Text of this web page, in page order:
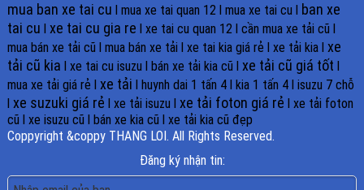
mua ban xe tai cu l mua xe tai quan 12 l mua xe tai cu l ban xe
tai cu l xe tai cu gia re l xe tai cu quan 12 l cần mua xe tải cũ l
mua bán xe tải cũ l mua bán xe tải l xe tai kia giá rẻ l xe tải kial xe
tải cũ kia l xe tai cu isuzu l bán xe tải kia cũ l xe tải cũ giá tốt l
mua xe tải giá rẻ l xe tải l huynh dai 1 tấn 4l kia 1 tấn 4l isuzu 7 chỗ
l xe suzuki giá rẻ l xe tải isuzu l xe tải foton giá rẻ l xe tải foton
cũ l xe isuzu cũ l bán xe kia cũ l xe tải kia cũ đẹp
Coppyright &coppy THANG LOI. All Rights Reserved.
Đăng ký nhận tin: